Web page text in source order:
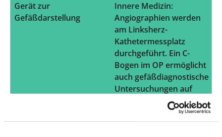
Gerät zur
Gefäßdarstellung
Innere Medizin:
Angiographien werden
am Linksherz-
Kathetermessplatz
durchgeführt. Ein C-
Bogen im OP ermöglicht
auch gefäßdiagnostische
Untersuchungen auf
hohem Niveau mit DSA
(Digitale Substraktions
Angiographie).